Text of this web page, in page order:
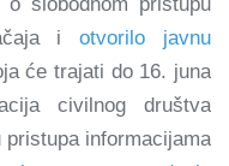
iotvorilo javnu
će trajati do 16. juna
civilnog društva
informacijama